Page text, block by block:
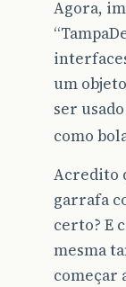
Agora,
um
ser
como
Acredito
garrafa
certo? E
mesma
começar